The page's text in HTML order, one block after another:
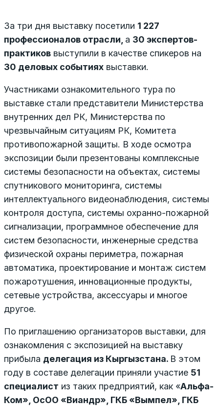
За три дня выставку посетили 1 227
профессионалов отрасли, а 30 экспертов-
практиков выступили в качестве спикеров на
30 деловых событиях выставки.
Участниками ознакомительного тура по
выставке стали представители Министерства
внутренних дел РК, Министерства по
чрезвычайным ситуациям РК, Комитета
противопожарной защиты. В ходе осмотра
экспозиции были презентованы комплексные
системы безопасности на объектах, системы
спутникового мониторинга, системы
интеллектуального видеонаблюдения, системы
контроля доступа, системы охранно-пожарной
сигнализации, программное обеспечение для
систем безопасности, инженерные средства
физической охраны периметра, пожарная
автоматика, проектирование и монтаж систем
пожаротушения, инновационные продукты,
сетевые устройства, аксессуары и многое
другое.
По приглашению организаторов выставки, для
ознакомления с экспозицией на выставку
прибыла делегация из Кыргызстана. В этом
году в составе делегации приняли участие 51
специалист из таких предприятий, как «Альфа-
Ком», ОсОО «Виандр», ГКБ «Вымпел», ГКБ